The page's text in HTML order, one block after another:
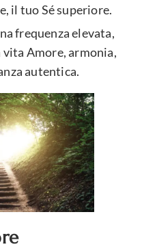
il tuo Sé superiore.
frequenza elevata,
Amore, armonia,
autentica.